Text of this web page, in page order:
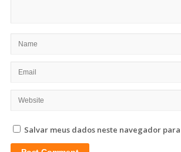
Salvar meus dados neste navegador